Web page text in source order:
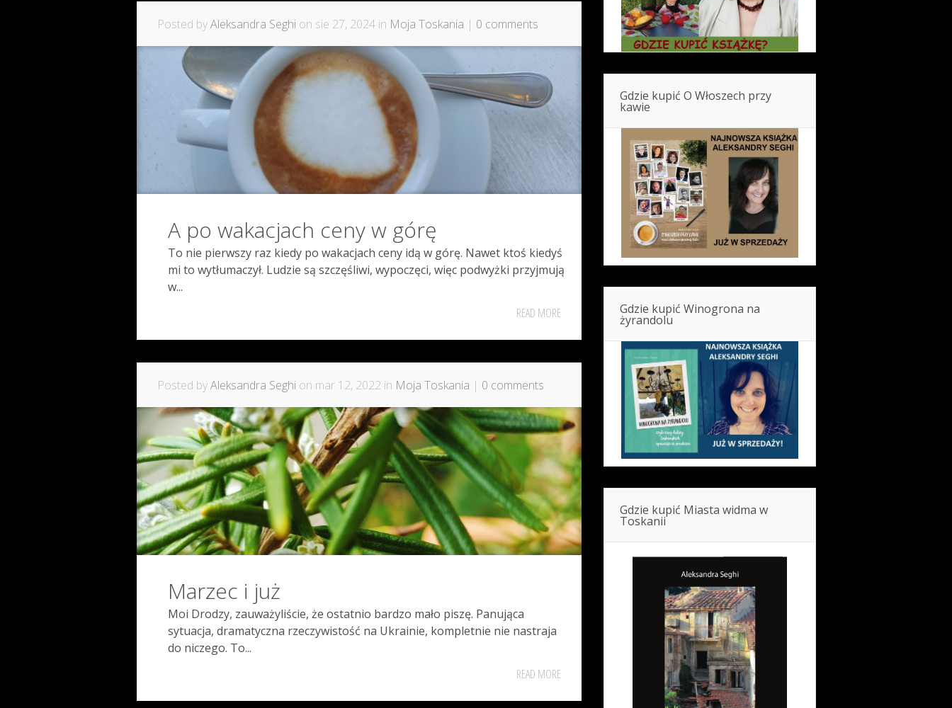
Posted byAleksandra Seghi on sie 27, 2024 in Moja Toskania | 0 comments
A po wakacjach ceny w górę
To nie pierwszy raz kiedy po wakacjach ceny idą w górę. Nawet ktoś kiedyś
mi to wytłumaczył. Ludzie są szczęśliwi, wypoczęci, więc podwyżki przyjmują
w...
READ MORE
Posted byAleksandra Seghi on mar 12, 2022 in Moja Toskania | 0 comments
Marzec i już
Moi Drodzy, zauważyliście, że ostatnio bardzo mało piszę. Panująca
sytuacja, dramatyczna rzeczywistość na Ukrainie, kompletnie nie nastraja
do niczego. To...
READ MORE
Gdzie kupić O Włoszech przy
kawie
Gdzie kupić Winogrona na
żyrandolu
Gdzie kupić Miasta widma w
Toskanii